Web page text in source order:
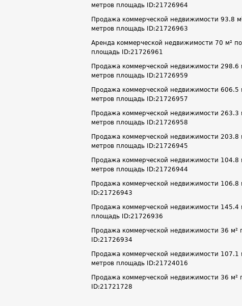
метров площадь ID:21726964
Продажа коммерческой недвижимости 93.8
метров площадь ID:21726963
Аренда коммерческой недвижимости 70 м²
площадь ID:21726961
Продажа коммерческой недвижимости 298.6
метров площадь ID:21726959
Продажа коммерческой недвижимости 606.5
метров площадь ID:21726957
Продажа коммерческой недвижимости 263.3
метров площадь ID:21726958
Продажа коммерческой недвижимости 203.8
метров площадь ID:21726945
Продажа коммерческой недвижимости 104.8
метров площадь ID:21726944
Продажа коммерческой недвижимости 106.8
ID:21726943
Продажа коммерческой недвижимости 145.4
площадь ID:21726936
Продажа коммерческой недвижимости 36 м²
ID:21726934
Продажа коммерческой недвижимости 107.1
метров площадь ID:21724016
Продажа коммерческой недвижимости 36 м²
ID:21721728